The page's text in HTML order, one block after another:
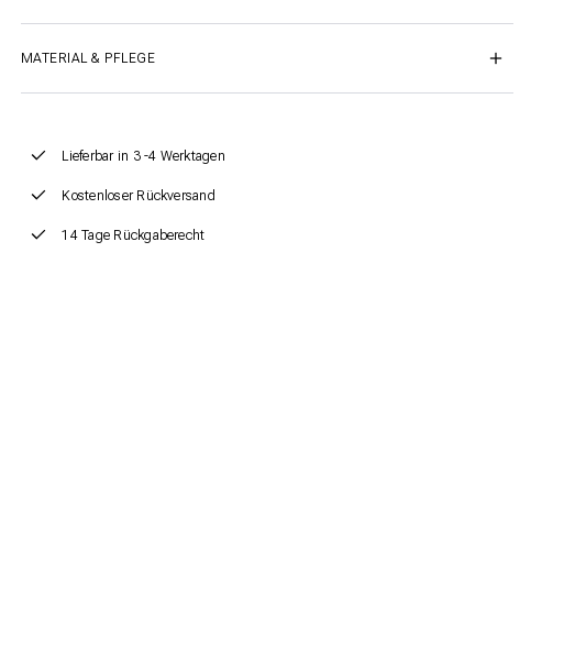
MATERIAL & PFLEGE
Lieferbar in 3 -4 Werktagen
Kostenloser Rückversand
14 Tage Rückgaberecht